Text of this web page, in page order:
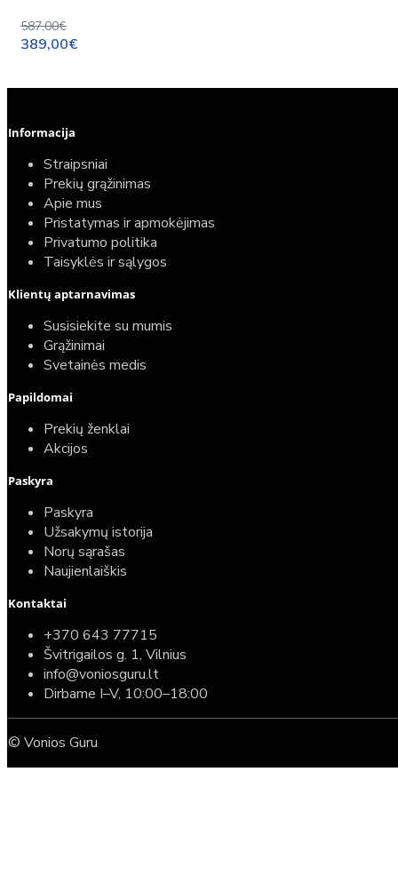
587,00€
389,00€
Informacija
Straipsniai
Prekių grąžinimas
Apie mus
Pristatymas ir apmokėjimas
Privatumo politika
Taisyklės ir sąlygos
Klientų aptarnavimas
Susisiekite su mumis
Grąžinimai
Svetainės medis
Papildomai
Prekių ženklai
Akcijos
Paskyra
Paskyra
Užsakymų istorija
Norų sąrašas
Naujienlaiškis
Kontaktai
+370 643 77715
Švitrigailos g. 1, Vilnius
info@voniosguru.lt
Dirbame I–V, 10:00–18:00
© Vonios Guru